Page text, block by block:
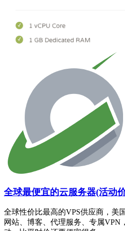
全球最便宜的云服务器(活动
全球性价比最高的VPS供应商，美
网站、博客、代理服务、专属VPN